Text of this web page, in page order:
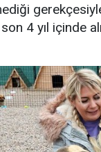
4 yıl içinde